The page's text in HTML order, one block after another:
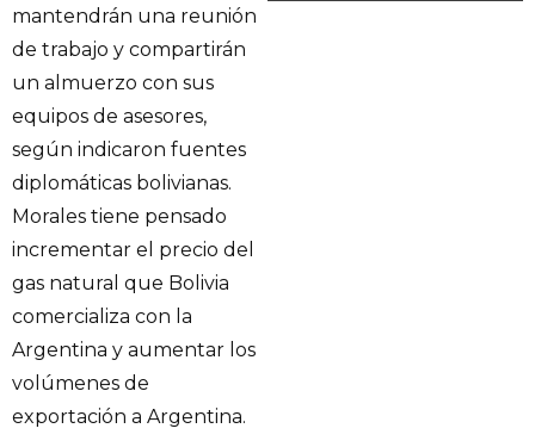
mantendrán una reunión
de trabajo y compartirán
un almuerzo con sus
equipos de asesores,
según indicaron fuentes
diplomáticas bolivianas.
Morales tiene pensado
incrementar el precio del
gas natural que Bolivia
comercializa con la
Argentina y aumentar los
volúmenes de
exportación a Argentina.